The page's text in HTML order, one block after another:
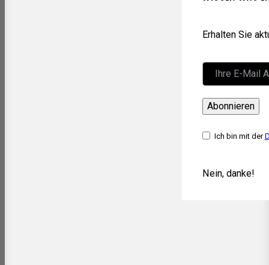
Erhalten Sie
Abonnieren
Ich bin mit der
Nein, danke!